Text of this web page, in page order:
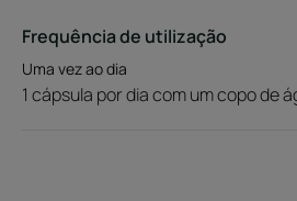
Textura
Frequência de utilização
Uma vez ao dia
1 cápsula por dia com um copo de